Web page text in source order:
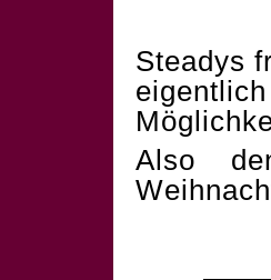
Steadys
Also